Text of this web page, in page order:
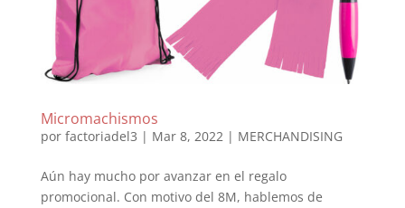
Micromachismos
por factoriadel3 | Mar 8, 2022| MERCHANDISING
Aún hay mucho por avanzar en el regalo
promocional. Con motivo del 8M, hablemos de